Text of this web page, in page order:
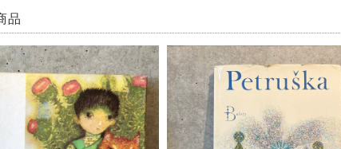
品